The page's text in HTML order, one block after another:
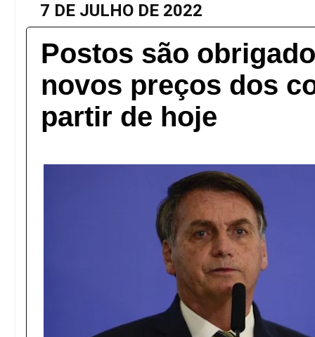
7 DE JULHO DE 2022
Postos são
novos preços dos
partir de hoje